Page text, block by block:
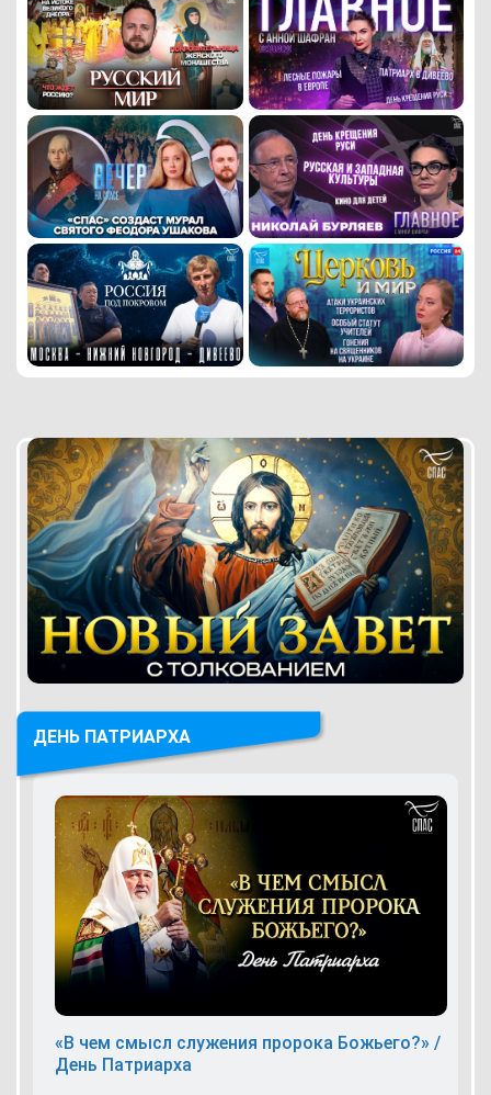
ДЕНЬ ПАТРИАРХА
«В чем смысл служения пророка Божьего?» /
День Патриарха